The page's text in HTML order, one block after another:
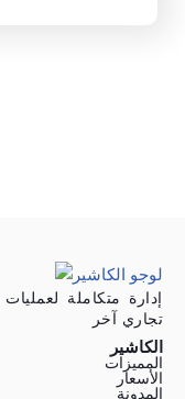
الكاشير
المميزات
الأسعار
المدونة
إدارة متكاملة
تجاري آخر